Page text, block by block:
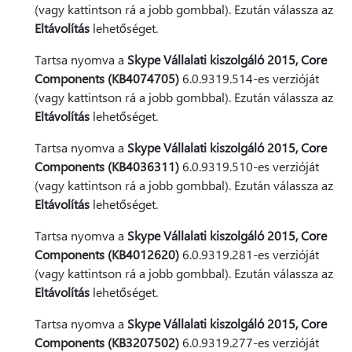
(vagy kattintson rá a jobb gombbal). Ezután válassza az
Eltávolítás lehetőséget.
Tartsa nyomva a Skype Vállalati kiszolgáló 2015, Core
Components (KB4074705) 6.0.9319.514-es verzióját
(vagy kattintson rá a jobb gombbal). Ezután válassza az
Eltávolítás lehetőséget.
Tartsa nyomva a Skype Vállalati kiszolgáló 2015, Core
Components (KB4036311) 6.0.9319.510-es verzióját
(vagy kattintson rá a jobb gombbal). Ezután válassza az
Eltávolítás lehetőséget.
Tartsa nyomva a Skype Vállalati kiszolgáló 2015, Core
Components (KB4012620) 6.0.9319.281-es verzióját
(vagy kattintson rá a jobb gombbal). Ezután válassza az
Eltávolítás lehetőséget.
Tartsa nyomva a Skype Vállalati kiszolgáló 2015, Core
Components (KB3207502) 6.0.9319.277-es verzióját